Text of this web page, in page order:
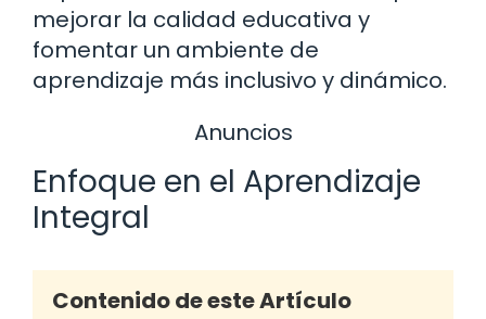
mejorar la calidad educativa y
fomentar un ambiente de
aprendizaje más inclusivo y dinámico.
Anuncios
Enfoque en el Aprendizaje
Integral
Contenido de este Artículo